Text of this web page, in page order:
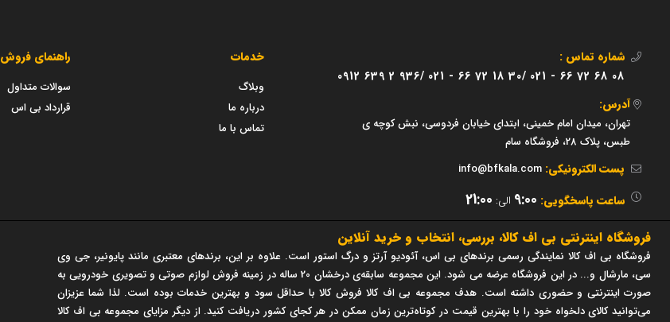
شماره تماس :
021 - 66 72 68 08
021 - 66 72 18 30/
0912 639 2 936/
آدرس:
تهران، میدان امام خمینی، ابتدای خیابان فردوسی، نبش کوچه ی
طبس، پلاک 28، فروشگاه سام
پست الکترونیکی: info@bfkala.com
ساعت پاسخگویی: 9:00 الی: 21:00
خدمات
وبلاگ
درباره ما
تماس با ما
راهنمای فروش
سوالات متداول
قرارداد بی اس
فروشگاه اینترنتی بی اف کالا، بررسی، انتخاب و خرید آنلاین
فروشگاه بی اف کالا نمایندگی رسمی برندهای بی اس، آئودیو آرتز و درگ استور است. علاوه بر این، برندهای معتبری مانند پایونیر، جی وی
سی، مارشال و... در این فروشگاه عرضه می شود. این مجموعه سابقه‌ی درخشان 20 ساله در زمینه فروش لوازم صوتی و تصویری خودرویی به
صورت اینترنتی و حضوری داشته است. هدف مجموعه بی اف کالا فروش کالا با حداقل سود و بهترین خدمات بوده است. لذا شما عزیزان
می‌توانید کالای دلخواه خود را با بهترین قیمت در کوتاه‌ترین زمان ممکن در هر کجای کشور دریافت کنید. از دیگر مزایای مجموعه بی اف کالا